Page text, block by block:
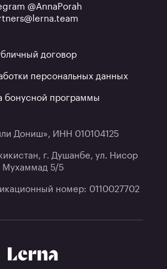
@AnnaPorah
договор
персональных данных
бонусной программы
Дониш», ИНН 010104125
г. Душанбе, ул. Нисор
Мухаммад 5/5
номер: 0110027702